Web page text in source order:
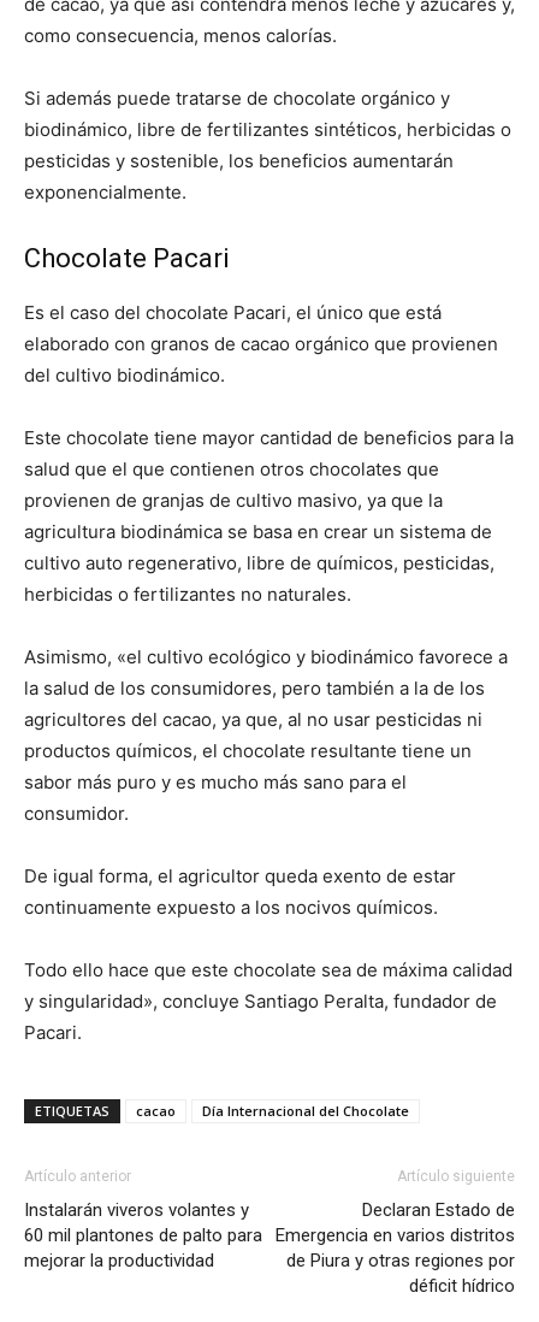
como consecuencia, menos calorías.
Si además puede tratarse de chocolate orgánico y
biodinámico, libre de fertilizantes sintéticos, herbicidas o
pesticidas y sostenible, los beneficios aumentarán
exponencialmente.
Chocolate Pacari
Es el caso del chocolate Pacari, el único que está
elaborado con granos de cacao orgánico que provienen
del cultivo biodinámico.
Este chocolate tiene mayor cantidad de beneficios para la
salud que el que contienen otros chocolates que
provienen de granjas de cultivo masivo, ya que la
agricultura biodinámica se basa en crear un sistema de
cultivo auto regenerativo, libre de químicos, pesticidas,
herbicidas o fertilizantes no naturales.
Asimismo, «el cultivo ecológico y biodinámico favorece a
la salud de los consumidores, pero también a la de los
agricultores del cacao, ya que, al no usar pesticidas ni
productos químicos, el chocolate resultante tiene un
sabor más puro y es mucho más sano para el
consumidor.
De igual forma, el agricultor queda exento de estar
continuamente expuesto a los nocivos químicos.
Todo ello hace que este chocolate sea de máxima calidad
y singularidad», concluye Santiago Peralta, fundador de
Pacari.
ETIQUETAS cacao Día Internacional del Chocolate
Artículo anterior
Instalarán viveros volantes y
60 mil plantones de palto para
mejorar la productividad
Artículo siguiente
Declaran Estado de
Emergencia en varios distritos
de Piura y otras regiones por
déficit hídrico